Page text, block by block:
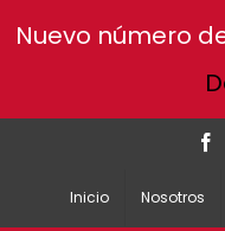
Nuevo número
Inicio Nosotros